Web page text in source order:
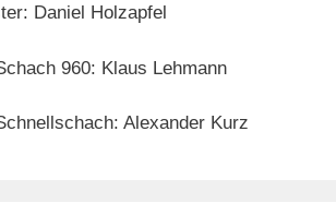
Daniel Holzapfel
960: Klaus Lehmann
Alexander Kurz